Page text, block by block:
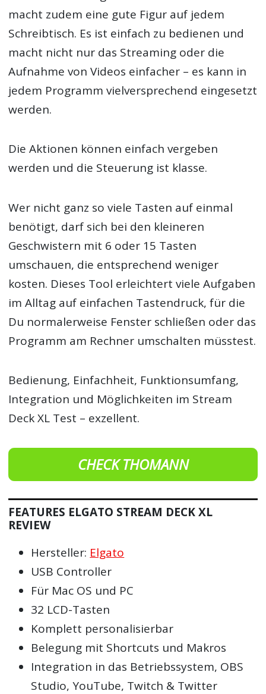
macht zudem eine gute Figur auf jedem
Schreibtisch. Es ist einfach zu bedienen und
macht nicht nur das Streaming oder die
Aufnahme von Videos einfacher – es kann in
jedem Programm vielversprechend eingesetzt
werden.
Die Aktionen können einfach vergeben
werden und die Steuerung ist klasse.
Wer nicht ganz so viele Tasten auf einmal
benötigt, darf sich bei den kleineren
Geschwistern mit 6 oder 15 Tasten
umschauen, die entsprechend weniger
kosten. Dieses Tool erleichtert viele Aufgaben
im Alltag auf einfachen Tastendruck, für die
Du normalerweise Fenster schließen oder das
Programm am Rechner umschalten müsstest.
Bedienung, Einfachheit, Funktionsumfang,
Integration und Möglichkeiten im Stream
Deck XL Test – exzellent.
CHECK THOMANN
FEATURES ELGATO STREAM DECK XL
REVIEW
Hersteller: Elgato
USB Controller
Für Mac OS und PC
32 LCD-Tasten
Komplett personalisierbar
Belegung mit Shortcuts und Makros
Integration in das Betriebssystem, OBS
Studio, YouTube, Twitch & Twitter